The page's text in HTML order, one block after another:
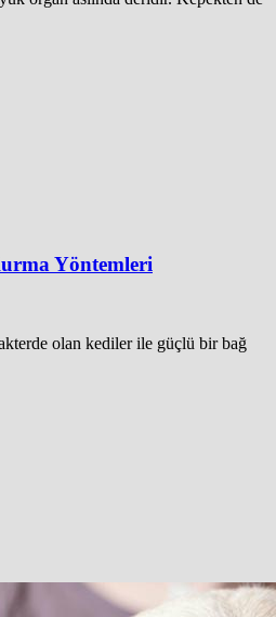
Yöntemleri
olan kediler ile güçlü bir bağ